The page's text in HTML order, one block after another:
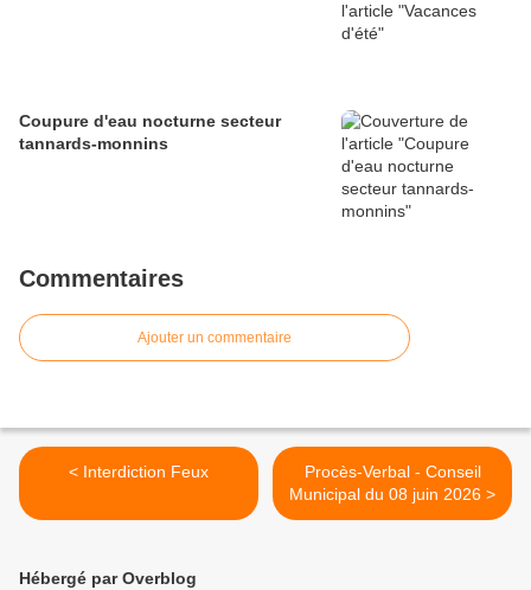
Coupure d'eau nocturne secteur
tannards-monnins
Commentaires
Ajouter un commentaire
< Interdiction Feux
Procès-Verbal - Conseil
Municipal du 08 juin 2026 >
Hébergé par Overblog